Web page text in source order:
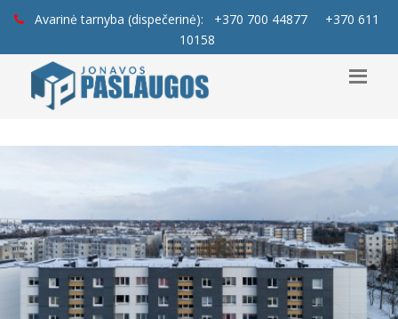
Avarinė tarnyba (dispečerinė): +370 700 44877
+370 611
10158